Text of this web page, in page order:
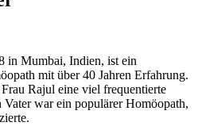
in Mumbai, Indien, ist ein
mit über 40 Jahren Erfahrung.
Rajul eine viel frequentierte
war ein populärer Homöopath,